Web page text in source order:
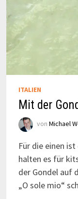
ITALIEN
Mit der
von Michael
Für die einen
halten es für
der Gondel auf
„O sole mio“